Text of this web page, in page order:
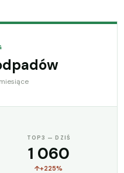
TOP3 — DZIŚ
1 060
+225%